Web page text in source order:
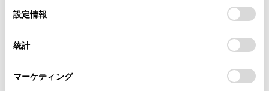
デバイスにすべてのCookie(クッキー)が保存されることに同
意したことになります。Cookie(クッキー)のオプトアウト、
設定の変更、同意を撤回したりするにあたっては、当社の
「Cookie（クッキー）情報の取り扱いについて
」をご覧くだ
設定情報
統計
マーケティング
よくあるご質問
うっかり通知について、よくご質問いただく内容をま
詳しくはこちら